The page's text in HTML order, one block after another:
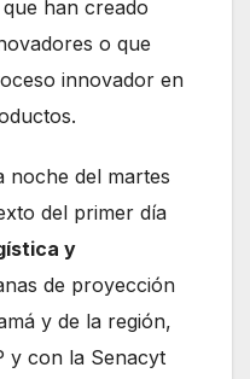
que han creado
o que
innovador en
noche del martes
del primer día
y
de proyección
y de la región,
y con la Senacyt